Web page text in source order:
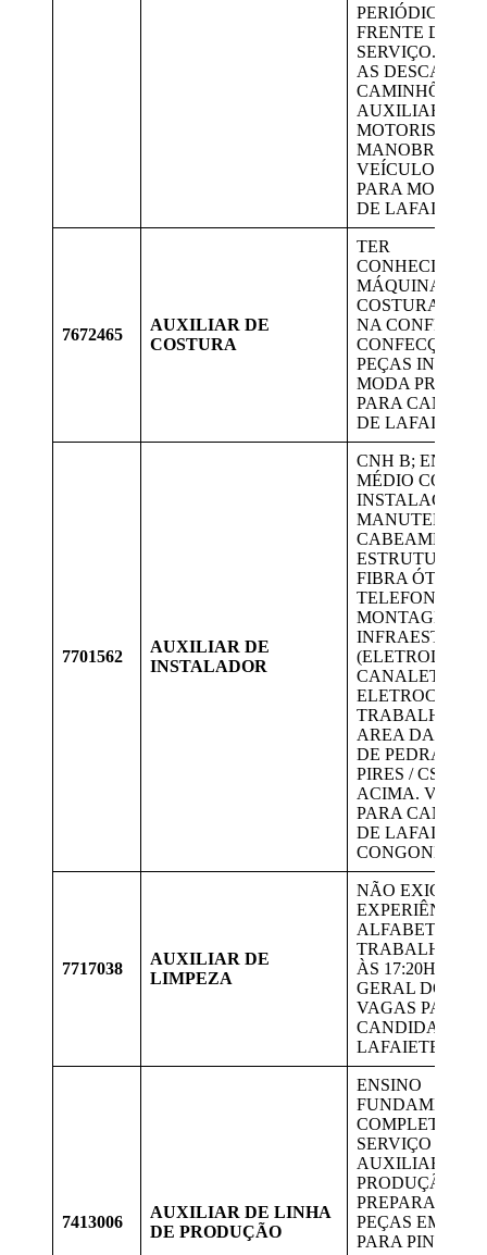
PERIÓDICA DA
FRENTE DE
SERVIÇO.
AS
CAMINHÕES;
AUXILIAR O
MOTORISTA
MANOBRAS DO
VEÍCULO.
PARA
DE LAFAIETE.
7672465
AUXILIAR DE
COSTURA
TER
MÁQUINAS DE
COSTURA.
NA
CONFECÇÃO
PEÇAS
MODA PRAIA.
PARA
DE LAFAIETE.
7701562
AUXILIAR DE
INSTALADOR
CNH B; ENSINO
MÉDIO
INSTALAÇÃO E
MANUTENÇÃO
CABEAMENTO
FIBRA ÓTICA E
TELEFONIA.
MONTAGEM DE
(ELETRODUTO,
CANALETAS E
TRABALHAR
AREA DA CSN
DE PEDRA /
PIRES / CSN RIO
ACIMA. VAGAS
PARA
DE LAFAIETE E
CONGONHAS.
7717038
AUXILIAR DE
LIMPEZA
NÃO EXIGE
EXPERIÊNCIA;
TRABALHAR
ÀS 17:20H.
GERAL DO
VAGAS PARA
CANDIDATOS
LAFAIETE.
7413006
AUXILIAR DE LINHA
DE PRODUÇÃO
ENSINO
COMPLETO.
SERVIÇO DE
AUXILIAR DE
PRODUÇÃO,
PREPARAÇÃO
PEÇAS EM
PARA PINTURA,